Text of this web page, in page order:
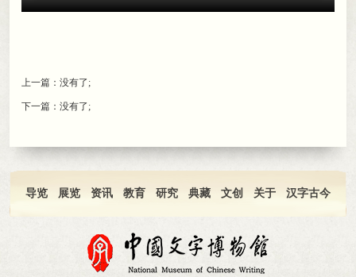
上一篇：没有了;
下一篇：没有了;
导览 展览 资讯 教育 研究 典藏 文创 关于 汉字古今